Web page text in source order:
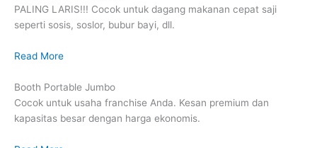
PALING LARIS!!! Cocok untuk dagang makanan cepat saji
seperti sosis, soslor, bubur bayi, dll.
Read More
Booth Portable Jumbo
Cocok untuk usaha franchise Anda. Kesan premium dan
kapasitas besar dengan harga ekonomis.